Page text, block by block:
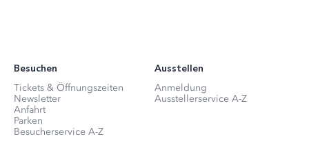
Besuchen
Tickets & Öffnungszeiten
Newsletter
Anfahrt
Parken
Besucherservice A-Z
Ausstellen
Anmeldung
Ausstellerservice A-Z